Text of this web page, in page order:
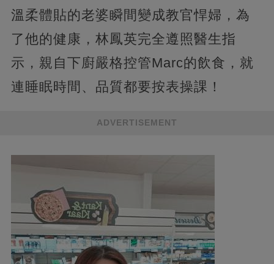
溫柔體貼的老婆瞬間變成教官悍婦，為
了他的健康，林鳳英完全遵照醫生指
示，親自下廚嚴格控管Marc的飲食，就
連睡眠時間、品質都要按表操課！
ADVERTISEMENT